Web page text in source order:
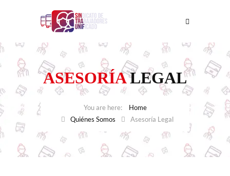
ASESORÍALEGAL
Home
Quiénes Somos
Asesoría Legal